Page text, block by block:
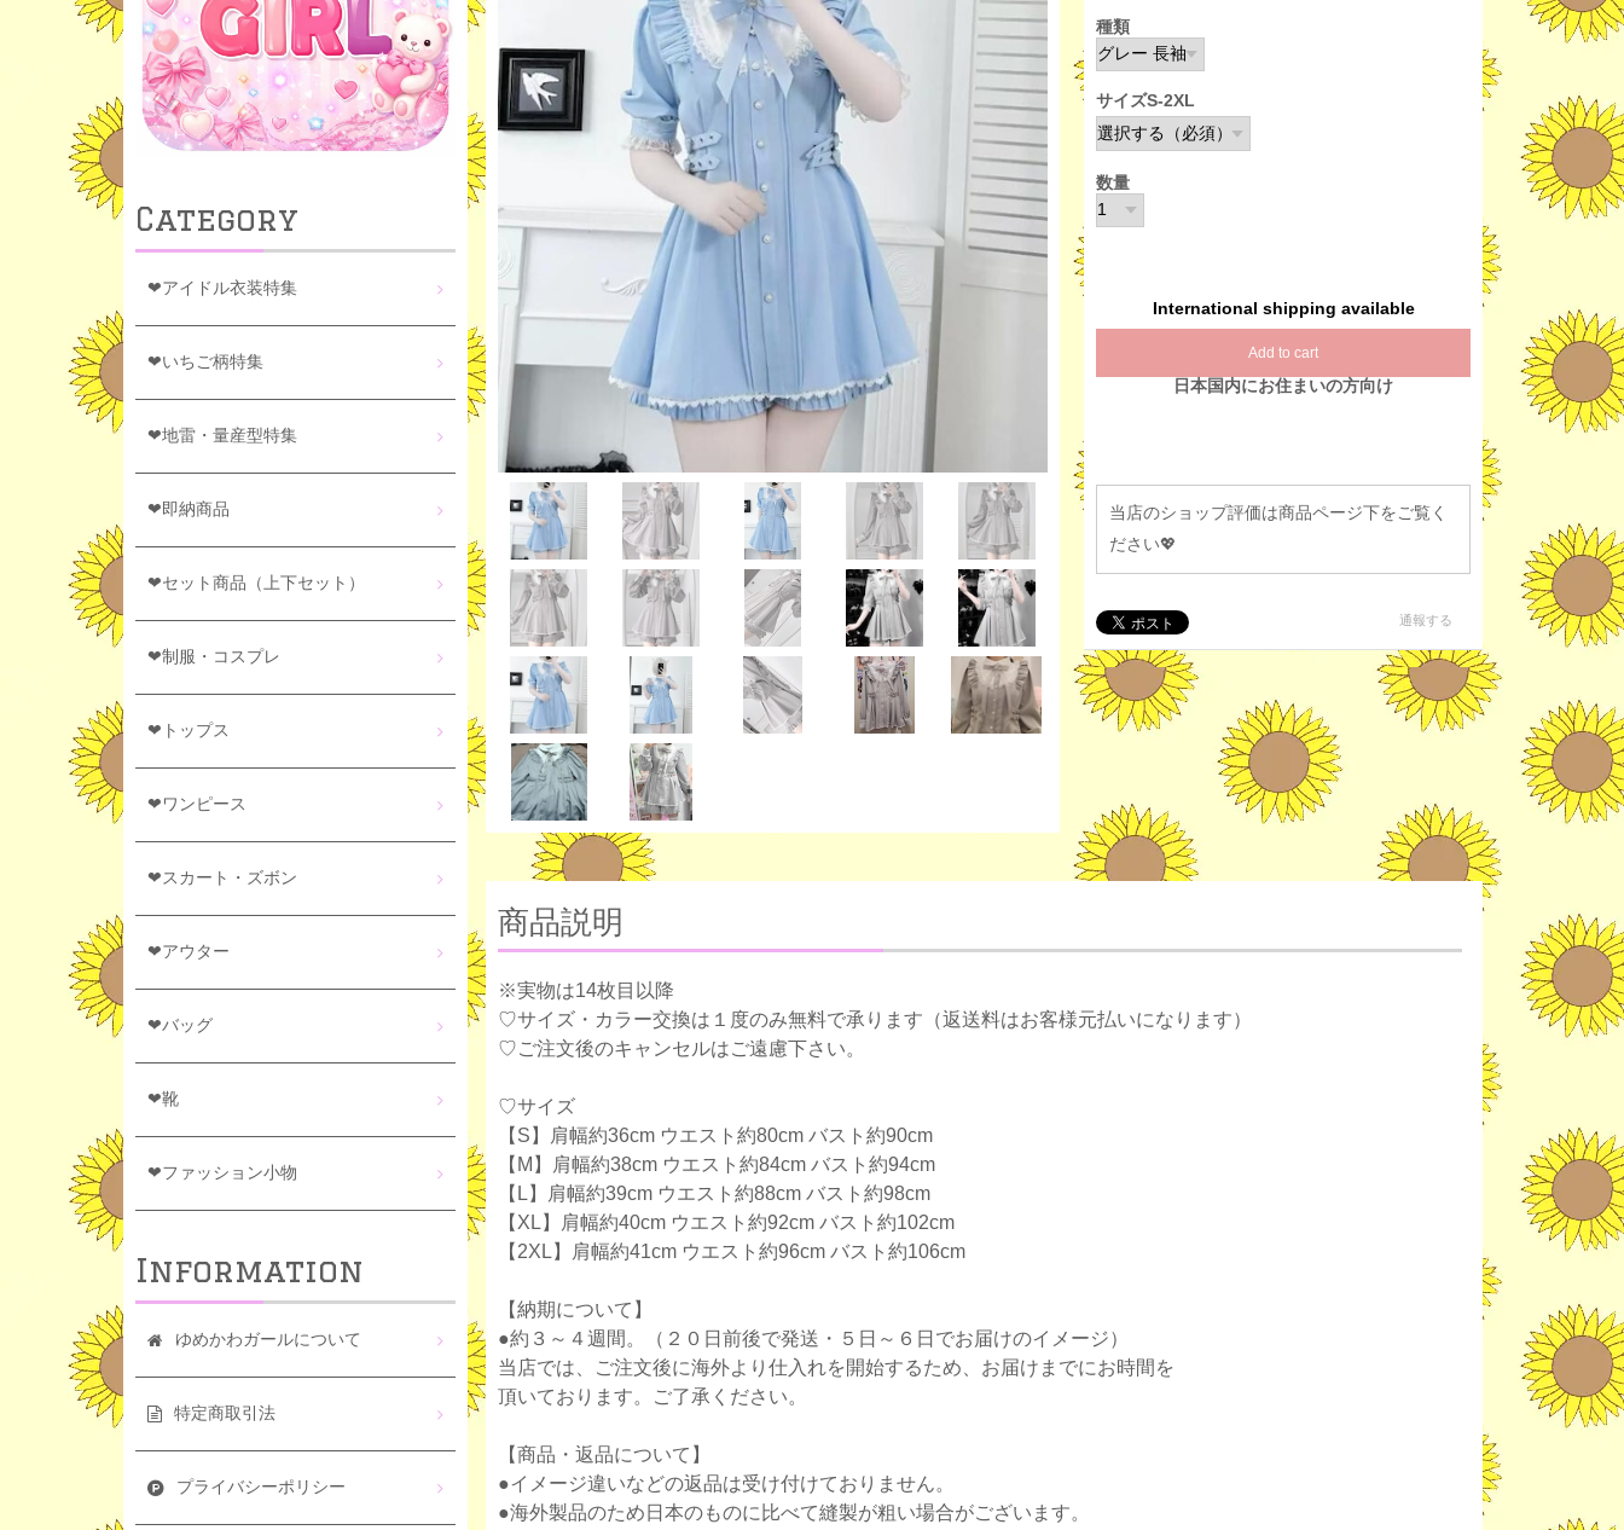
種類
サイズS-2XL
数量
International shipping available
Add to cart
日本国内にお住まいの方向け
当店のショップ評価は商品ページ下をご覧く
ださい💖
通報する
商品説明
※実物は14枚目以降
♡サイズ・カラー交換は１度のみ無料で承ります（返送料はお客様元払いになります）
♡ご注文後のキャンセルはご遠慮下さい。
♡サイズ
【S】肩幅約36cm ウエスト約80cm バスト約90cm
【M】肩幅約38cm ウエスト約84cm バスト約94cm
【L】肩幅約39cm ウエスト約88cm バスト約98cm
【XL】肩幅約40cm ウエスト約92cm バスト約102cm
【2XL】肩幅約41cm ウエスト約96cm バスト約106cm
【納期について】
●約３～４週間。（２０日前後で発送・５日～６日でお届けのイメージ）
当店では、ご注文後に海外より仕入れを開始するため、お届けまでにお時間を
頂いております。ご了承ください。
【商品・返品について】
●イメージ違いなどの返品は受け付けておりません。
●海外製品のため日本のものに比べて縫製が粗い場合がございます。
Category
❤アイドル衣装特集
❤いちご柄特集
❤地雷・量産型特集
❤即納商品
❤セット商品（上下セット）
❤制服・コスプレ
❤トップス
❤ワンピース
❤スカート・ズボン
❤アウター
❤バッグ
❤靴
❤ファッション小物
Information
ゆめかわガールについて
特定商取引法
プライバシーポリシー